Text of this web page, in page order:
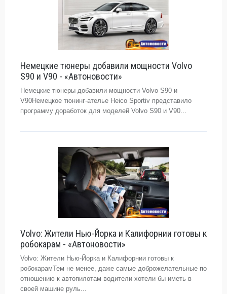
Немецкие тюнеры добавили мощности Volvo
S90 и V90 - «Автоновости»
Немецкие тюнеры добавили мощности Volvo S90 и
V90Немецкое тюнинг-ателье Heico Sportiv представило
программу доработок для моделей Volvo S90 и V90...
Volvo: Жители Нью-Йорка и Калифорнии готовы к
робокарам - «Автоновости»
Volvo: Жители Нью-Йорка и Калифорнии готовы к
робокарамТем не менее, даже самые доброжелательные по
отношению к автопилотам водители хотели бы иметь в
своей машине руль...